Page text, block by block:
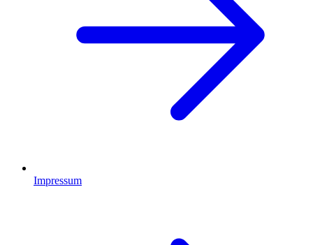
Impressum